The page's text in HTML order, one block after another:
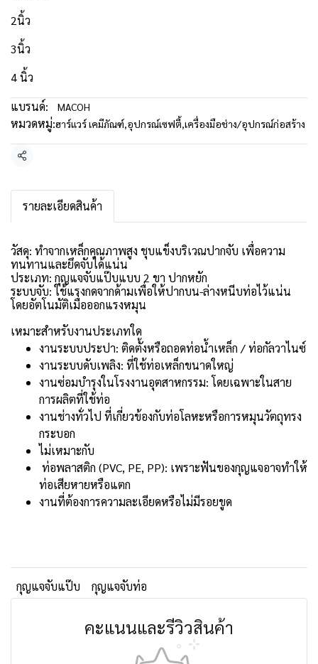
2นิ้ว
3นิ้ว
4 นิ้ว
แบรนด์:
MACOH
หมวดหมู่:ฮาร์แวร์ เคมีภัณฑ์,อุปกรณ์เซฟตี้,เครื่องมือช่าง/อุปกรณ์ก่อสร้าง
แชร์
รายละเอียดสินค้า
วัสดุ: ทำจากเหล็กคุณภาพสูง ชุบแข็งบริเวณปากจับ เพื่อความ
ทนทานและยึดจับได้แน่น
ประเภท: กุญแจจับแป๊บแบบ 2 ขา ปากหยัก
ระบบจับ: ใช้แรงกดจากด้ามเพื่อให้ปากบน-ล่างหนีบท่อไว้แน่น
โดยอัตโนมัติเมื่อออกแรงหมุน
เหมาะสำหรับงานประเภทใด
งานระบบประปา: ติดตั้งหรือถอดท่อน้ำเหล็ก / ท่อกัลวาไนซ์
งานระบบดับเพลิง: ที่ใช้ท่อเหล็กขนาดใหญ่
งานซ่อมบำรุงในโรงงานอุตสาหกรรม: โดยเฉพาะในสาย
การผลิตที่ใช้ท่อ
งานช่างทั่วไป ที่เกี่ยวข้องกับท่อโลหะหรือการหมุนวัตถุทรง
กระบอก
ไม่เหมาะกับ
ท่อพลาสติก (PVC, PE, PP): เพราะฟันของกุญแจอาจทำให้
ท่อเสียหายหรือแตก
งานที่ต้องการความละเอียดหรือไม่มีรอยขูด
กุญแจจับแป๊บ กุญแจจับท่อ
คะแนนและรีวิวสินค้า